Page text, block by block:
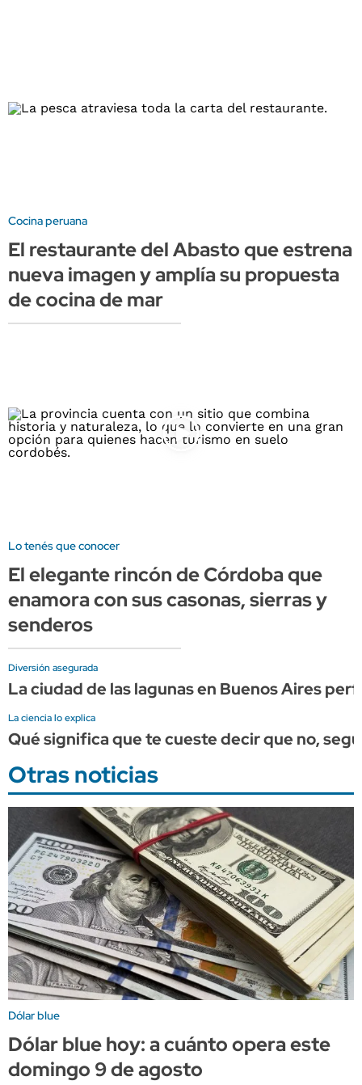
Cocina peruana
El restaurante del Abasto que estrena
nueva imagen y amplía su propuesta
de cocina de mar
Lo tenés que conocer
El elegante rincón de Córdoba que
enamora con sus casonas, sierras y
senderos
Diversión asegurada
La ciudad de las lagunas en Buenos Aires
La ciencia lo explica
Qué significa que te cueste decir que no,
Otras noticias
Dólar blue
Dólar blue hoy: a cuánto opera este
domingo 9 de agosto